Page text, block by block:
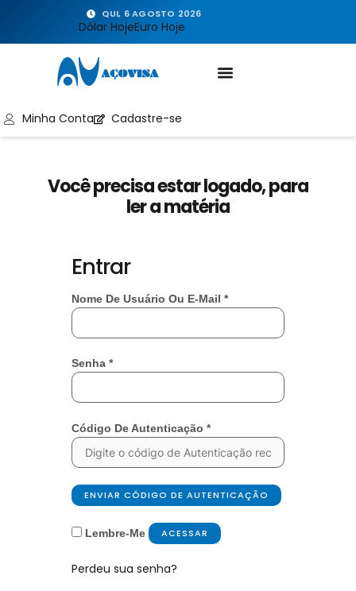
QUI, 6 AGOSTO 2026
Dólar HojeEuro Hoje
Minha Conta Cadastre-se
Você precisa estar logado, para
ler a matéria
Entrar
Nome De Usuário Ou E-Mail *
Senha *
Código De Autenticação *
ENVIAR CÓDIGO DE AUTENTICAÇÃO
Lembre-Me ACESSAR
Perdeu sua senha?